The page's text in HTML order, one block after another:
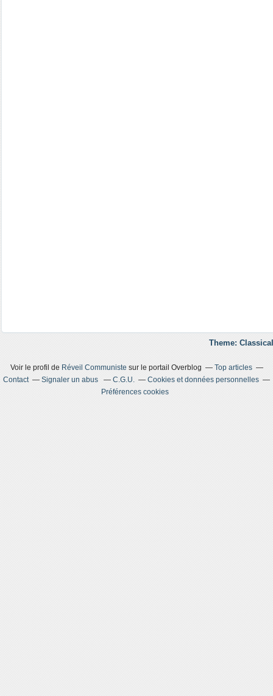
Theme:
Voir le profil de Réveil Communiste sur le portail Overblog
Top articles
Contact
Signaler un abus C.G.U.
Cookies et données personnelles
Préférences cookies